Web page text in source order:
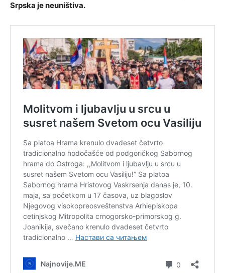
Srpska je neuništiva.